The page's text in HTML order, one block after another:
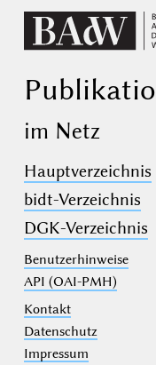
im Netz
Hauptverzeichnis
bidt-Verzeichnis
DGK-Verzeichnis
Benutzerhinweise
API (OAI-PMH)
Kontakt
Datenschutz
Impressum